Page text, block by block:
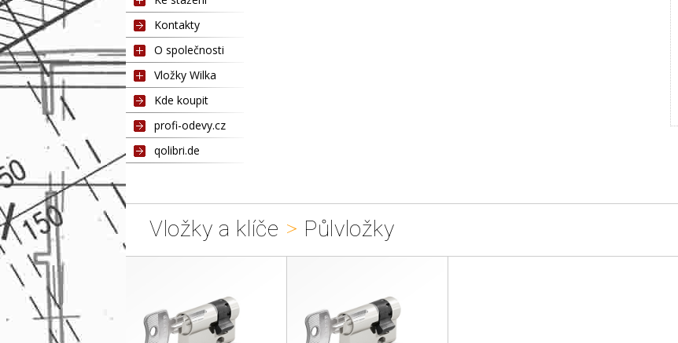
Kontakty
O společnosti
Vložky Wilka
Kde koupit
profi-odevy.cz
qolibri.de
Vložky a klíče > Půlvložky